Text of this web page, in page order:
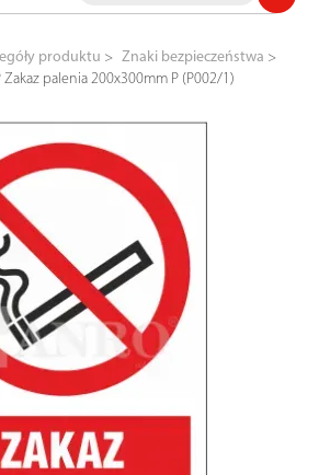
produktu
Znaki bezpieczeństwa
Zakaz palenia 200x300mm P (P002/1)